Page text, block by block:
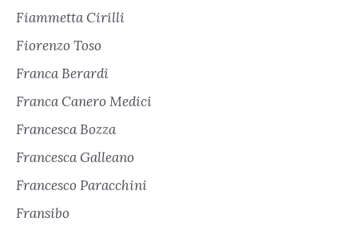
Fiammetta Cirilli
Fiorenzo Toso
Franca Berardi
Franca Canero Medici
Francesca Bozza
Francesca Galleano
Francesco Paracchini
Fransibo